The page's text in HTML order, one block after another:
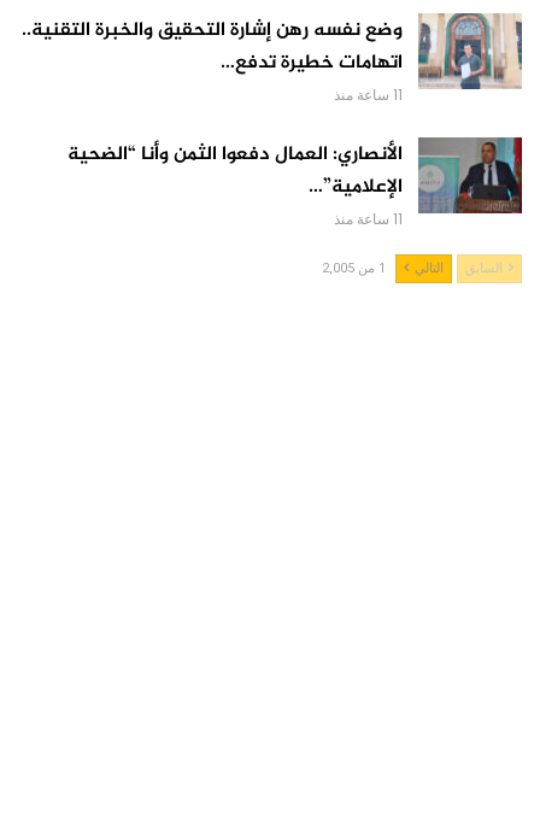
وضع نفسه رهن إشارة التحقيق والخبرة التقنية..
اتهامات خطيرة تدفع…
11 ساعة منذ
الأنصاري: العمال دفعوا الثمن وأنا “الضحية
الإعلامية”…
11 ساعة منذ
السابق التالي 1 من 2,005